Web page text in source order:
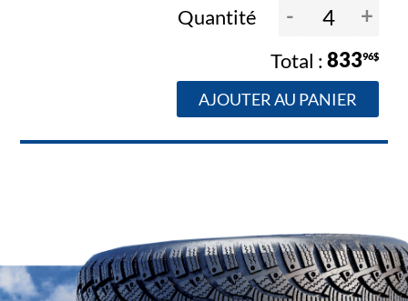
Quantité - +
83396$
AJOUTER AU PANIER